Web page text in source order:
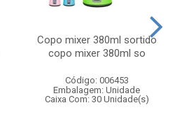
Copo mixer 380ml sortido
copo mixer 380ml so
Código: 006453
Embalagem: Unidade
Caixa Com: 30 Unidade(s)